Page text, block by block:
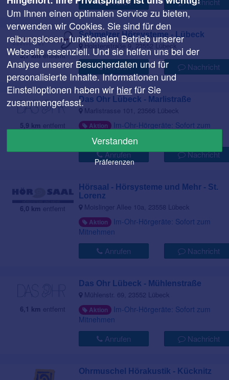
5,7 kmentfernt
Schmelzer Hörsysteme - Lübeck
Holstenstraße 9, 23552 Lübeck
Anrufen Nachricht
5,9 km entfernt
Das Ohr Lübeck - Marlistraße
Marlistrasse 101, 23566 Lübeck
Aktion Im-Ohr-Hörgeräte: Sofort zum
Mitnehmen
Anrufen Nachricht
6,0 km entfernt
Hörsaal - Hörsysteme und Mehr - St.
Lorenz
Moislinger Allee 10a, 23558 Lübeck
Aktion Im-Ohr-Hörgeräte: Sofort zum
Mitnehmen
Anrufen Nachricht
6,1 km entfernt
Das Ohr Lübeck - Mühlenstraße
Mühlenstr. 69, 23552 Lübeck
Aktion Im-Ohr-Hörgeräte: Sofort zum
Mitnehmen
Anrufen Nachricht
Ohrmuschel Hörakustik - Kücknitz
Um Ihnen einen optimalen Service zu bieten,
verwenden wir Cookies. Sie sind für den
reibungslosen, funktionalen Betrieb unserer
Webseite essenziell. Und sie helfen uns bei der
Analyse unserer Besucherdaten und für
personalisierte Inhalte. Informationen und
Einstelloptionen haben wir hierfür Sie
zusammengefasst.
Verstanden
Präferenzen